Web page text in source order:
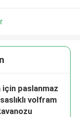
için paslanmaz
volfram